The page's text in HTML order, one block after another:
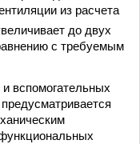
из расчета
до двух
с требуемым
вспомогательных